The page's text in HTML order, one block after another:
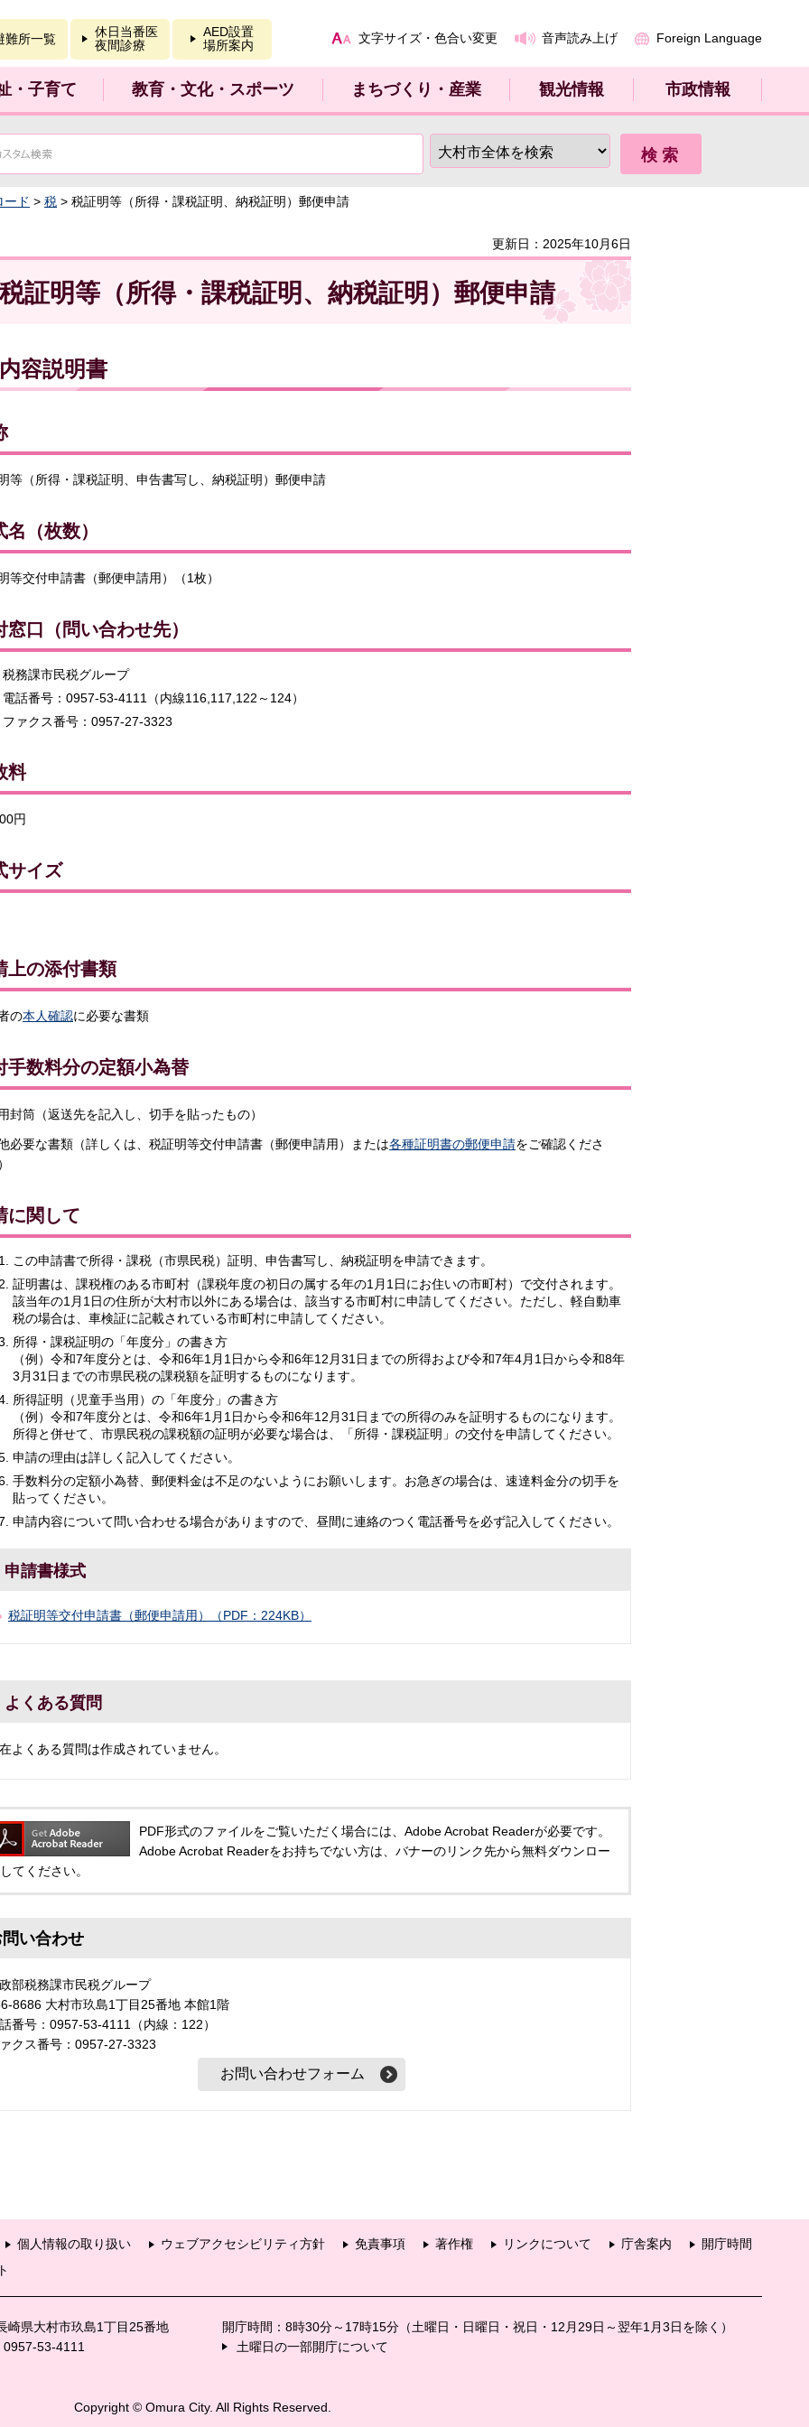
難所一覧
休日当番医
夜間診療
AED設置
場所案内
文字サイズ・色合い変更 音声読み上げ Foreign Language
・子育て 教育・文化・スポーツ まちづくり・産業 観光情報 市政情報
ード > 税 > 税証明等（所得・課税証明、納税証明）郵便申請
更新日：2025年10月6日
税証明等（所得・課税証明、納税証明）郵便申請
内容説明書
等（所得・課税証明、申告書写し、納税証明）郵便申請
名（枚数）
等交付申請書（郵便申請用）（1枚）
窓口（問い合わせ先）
税務課市民税グループ
電話番号：0957-53-4111（内線116,117,122～124）
ファクス番号：0957-27-3323
料
円
サイズ
上の添付書類
の本人確認に必要な書類
手数料分の定額小為替
封筒（返送先を記入し、切手を貼ったもの）
必要な書類（詳しくは、税証明等交付申請書（郵便申請用）または各種証明書の郵便申請をご確認くださ
に関して
この申請書で所得・課税（市県民税）証明、申告書写し、納税証明を申請できます。
証明書は、課税権のある市町村（課税年度の初日の属する年の1月1日にお住いの市町村）で交付されます。
該当年の1月1日の住所が大村市以外にある場合は、該当する市町村に申請してください。ただし、軽自動車
税の場合は、車検証に記載されている市町村に申請してください。
所得・課税証明の「年度分」の書き方
（例）令和7年度分とは、令和6年1月1日から令和6年12月31日までの所得および令和7年4月1日から令和8年
3月31日までの市県民税の課税額を証明するものになります。
所得証明（児童手当用）の「年度分」の書き方
（例）令和7年度分とは、令和6年1月1日から令和6年12月31日までの所得のみを証明するものになります。
所得と併せて、市県民税の課税額の証明が必要な場合は、「所得・課税証明」の交付を申請してください。
申請の理由は詳しく記入してください。
手数料分の定額小為替、郵便料金は不足のないようにお願いします。お急ぎの場合は、速達料金分の切手を
貼ってください。
申請内容について問い合わせる場合がありますので、昼間に連絡のつく電話番号を必ず記入してください。
申請書様式
税証明等交付申請書（郵便申請用）（PDF：224KB）
よくある質問
よくある質問は作成されていません。
PDF形式のファイルをご覧いただく場合には、Adobe Acrobat Readerが必要です。
Adobe Acrobat Readerをお持ちでない方は、バナーのリンク先から無料ダウンロー
てください。
い合わせ
部税務課市民税グループ
8686 大村市玖島1丁目25番地 本館1階
番号：0957-53-4111（内線：122）
クス番号：0957-27-3323
個人情報の取り扱い ウェブアクセシビリティ方針 免責事項 著作権 リンクについて 庁舎案内
開庁時間
県大村市玖島1丁目25番地
53-4111
開庁時間：8時30分～17時15分（土曜日・日曜日・祝日・12月29日～翌年1月3日を除く）
土曜日の一部開庁について
Copyright © Omura City. All Rights Reserved.